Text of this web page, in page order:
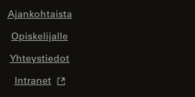
Ajankohtaista
Opiskelijalle
Yhteystiedot
Intranet